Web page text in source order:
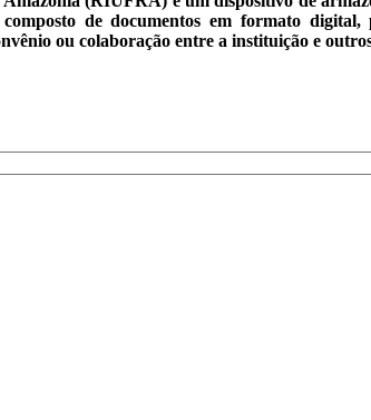
de documentos em formato
ou colaboração entre a instituição e